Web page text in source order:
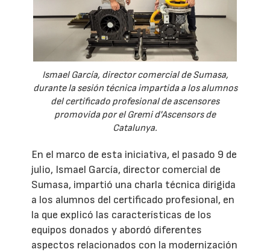
Ismael García, director comercial de Sumasa,
durante la sesión técnica impartida a los alumnos
del certificado profesional de ascensores
promovida por el Gremi d'Ascensors de
Catalunya.
En el marco de esta iniciativa, el pasado 9 de
julio, Ismael García, director comercial de
Sumasa, impartió una charla técnica dirigida
a los alumnos del certificado profesional, en
la que explicó las características de los
equipos donados y abordó diferentes
aspectos relacionados con la modernización